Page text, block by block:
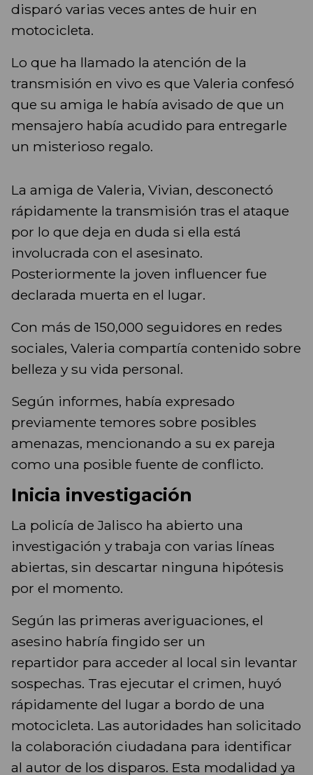
disparó varias veces antes de huir en
motocicleta.
Lo que ha llamado la atención de la
transmisión en vivo es que Valeria confesó
que su amiga le había avisado de que un
mensajero había acudido para entregarle
un misterioso regalo.
La amiga de Valeria, Vivian, desconectó
rápidamente la transmisión tras el ataque
por lo que deja en duda si ella está
involucrada con el asesinato.
Posteriormente la joven influencer fue
declarada muerta en el lugar.
Con más de 150,000 seguidores en redes
sociales, Valeria compartía contenido sobre
belleza y su vida personal.
Según informes, había expresado
previamente temores sobre posibles
amenazas, mencionando a su ex pareja
como una posible fuente de conflicto.
Inicia investigación
La policía de Jalisco ha abierto una
investigación y trabaja con varias líneas
abiertas, sin descartar ninguna hipótesis
por el momento.
Según las primeras averiguaciones, el
asesino habría fingido ser un
repartidor para acceder al local sin levantar
sospechas. Tras ejecutar el crimen, huyó
rápidamente del lugar a bordo de una
motocicleta. Las autoridades han solicitado
la colaboración ciudadana para identificar
al autor de los disparos. Esta modalidad ya